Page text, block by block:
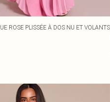
ROSE PLISSÉE À DOS NU ET VOLANTS